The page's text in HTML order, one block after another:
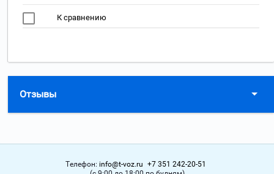
К сравнению
Отзывы
Телефон: info@t-voz.ru +7 351 242-20-51